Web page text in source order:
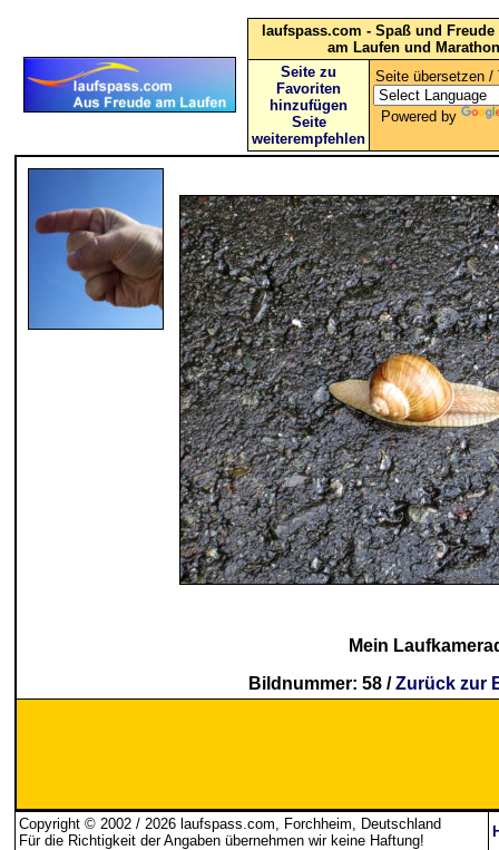
laufspass.com - Spaß und
am Laufen und Marathon
Seite zu
Favoriten
hinzufügen
Seite
weiterempfehlen
Seite übersetzen /
Powered by
Mein
Bildnummer: 58 /Zurück zur
Copyright © 2002 / 2026 laufspass.com, Forchheim, Deutschland
Für die Richtigkeit der Angaben übernehmen wir keine Haftung!